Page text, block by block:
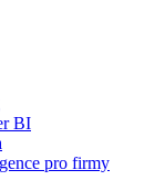
BI
pro firmy